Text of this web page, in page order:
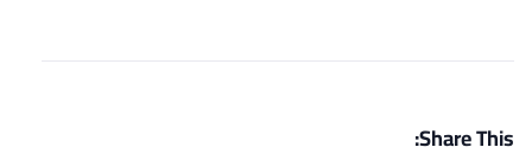
Share This: